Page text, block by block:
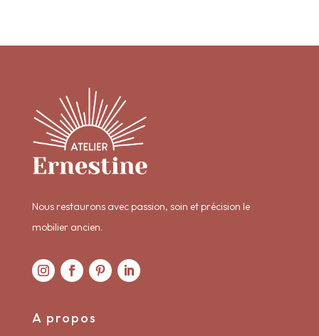
Nous restaurons avec passion, soin et précision le
mobilier ancien.
A propos